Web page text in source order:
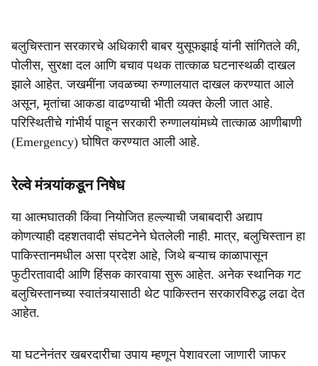
बलुचिस्तान सरकारचे अधिकारी बाबर युसूफझाई यांनी सांगितले की,
पोलीस, सुरक्षा दल आणि बचाव पथक तात्काळ घटनास्थळी दाखल
झाले आहेत. जखमींना जवळच्या रुग्णालयात दाखल करण्यात आले
असून, मृतांचा आकडा वाढण्याची भीती व्यक्त केली जात आहे.
परिस्थितीचे गांभीर्य पाहून सरकारी रुग्णालयांमध्ये तात्काळ आणीबाणी
(Emergency) घोषित करण्यात आली आहे.
रेल्वे मंत्र्यांकडून निषेध
या आत्मघातकी किंवा नियोजित हल्ल्याची जबाबदारी अद्याप
कोणत्याही दहशतवादी संघटनेने घेतलेली नाही. मात्र, बलुचिस्तान हा
पाकिस्तानमधील असा प्रदेश आहे, जिथे बऱ्याच काळापासून
फुटीरतावादी आणि हिंसक कारवाया सुरू आहेत. अनेक स्थानिक गट
बलुचिस्तानच्या स्वातंत्र्यासाठी थेट पाकिस्तन सरकारविरुद्ध लढा देत
आहेत.
या घटनेनंतर खबरदारीचा उपाय म्हणून पेशावरला जाणारी जाफर